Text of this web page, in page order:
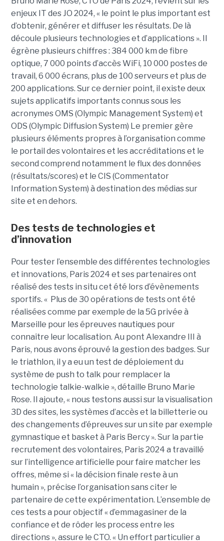
enjeux IT des JO 2024, « le point le plus important est
d’obtenir, générer et diffuser les résultats. De là
découle plusieurs technologies et d’applications ». Il
égrène plusieurs chiffres : 384 000 km de fibre
optique, 7 000 points d’accès WiFi, 10 000 postes de
travail, 6 000 écrans, plus de 100 serveurs et plus de
200 applications. Sur ce dernier point, il existe deux
sujets applicatifs importants connus sous les
acronymes OMS (Olympic Management System) et
ODS (Olympic Diffusion System) Le premier gère
plusieurs éléments propres à l’organisation comme
le portail des volontaires et les accréditations et le
second comprend notamment le flux des données
(résultats/scores) et le CIS (Commentator
Information System) à destination des médias sur
site et en dehors.
Des tests de technologies et
d’innovation
Pour tester l’ensemble des différentes technologies
et innovations, Paris 2024 et ses partenaires ont
réalisé des tests in situ cet été lors d’évènements
sportifs. « Plus de 30 opérations de tests ont été
réalisées comme par exemple de la 5G privée à
Marseille pour les épreuves nautiques pour
connaître leur localisation. Au pont Alexandre III à
Paris, nous avons éprouvé la gestion des badges. Sur
le triathlon, il y a eu un test de déploiement du
système de push to talk pour remplacer la
technologie talkie-walkie », détaille Bruno Marie
Rose. Il ajoute, « nous testons aussi sur la visualisation
3D des sites, les systèmes d’accès et la billetterie ou
des changements d’épreuves sur un site par exemple
gymnastique et basket à Paris Bercy ». Sur la partie
recrutement des volontaires, Paris 2024 a travaillé
sur l’intelligence artificielle pour faire matcher les
offres, même si « la décision finale reste à un
humain », précise l’organisation sans citer le
partenaire de cette expérimentation. L’ensemble de
ces tests a pour objectif « d’emmagasiner de la
confiance et de rôder les process entre les
directions », assure le CTO. « Un effort particulier a